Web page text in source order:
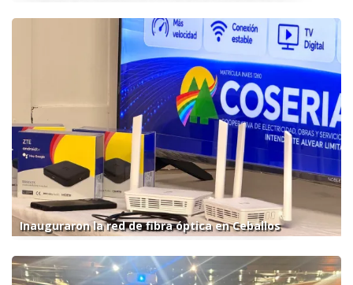
Inauguraron la red de fibra óptica en Ceballos